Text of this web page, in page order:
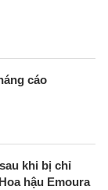
cáo
khi bị chỉ
hậu Emoura